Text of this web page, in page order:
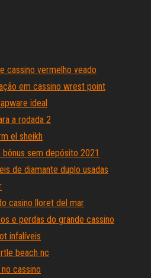
cassino vermelho veado
em cassino wrest point
ideal
a rodada 2
el sheikh
sem depósito 2021
de diamante duplo usadas
casino lloret del mar
e perdas do grande cassino
infalíveis
beach nc
cassino